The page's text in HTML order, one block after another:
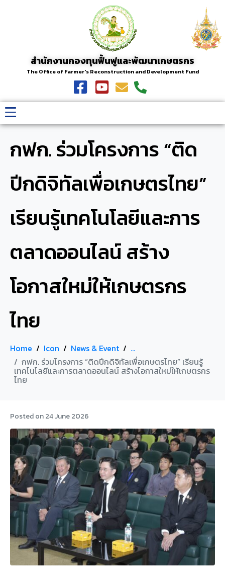
สำนักงานกองทุนฟื้นฟูและพัฒนาเกษตรกร
The Office of Farmer's Reconstruction and Development Fund
กฟก. ร่วมโครงการ “ติด
ปีกดิจิทัลเพื่อเกษตรไทย”
เรียนรู้เทคโนโลยีและการ
ตลาดออนไลน์ สร้าง
โอกาสใหม่ให้เกษตรกร
ไทย
Home Icon News & Event
...
กฟก. ร่วมโครงการ “ติดปีกดิจิทัลเพื่อเกษตรไทย” เรียนรู้
เทคโนโลยีและการตลาดออนไลน์ สร้างโอกาสใหม่ให้เกษตรกร
ไทย
Posted on24 June 2026